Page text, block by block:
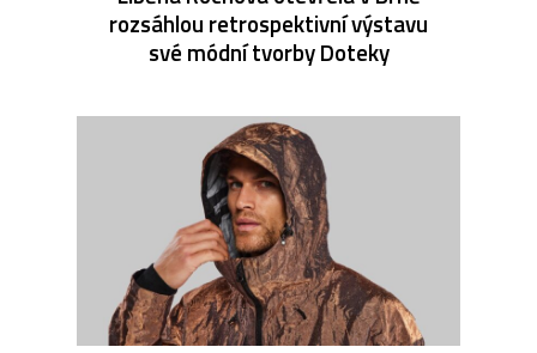
rozsáhlou retrospektivní výstavu
své módní tvorby Doteky